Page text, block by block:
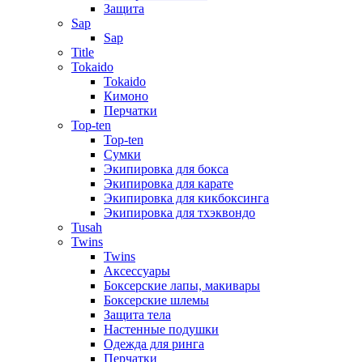
Защита
Sap
Sap
Title
Tokaido
Tokaido
Кимоно
Перчатки
Top-ten
Top-ten
Сумки
Экипировка для бокса
Экипировка для карате
Экипировка для кикбоксинга
Экипировка для тхэквондо
Tusah
Twins
Twins
Аксессуары
Боксерские лапы, макивары
Боксерские шлемы
Защита тела
Настенные подушки
Одежда для ринга
Перчатки